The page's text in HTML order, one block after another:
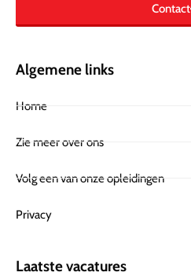
Laatste vacatures
Algemene links
Home
Zie meer over ons
Volg een van onze opleidingen
Privacy
Contact